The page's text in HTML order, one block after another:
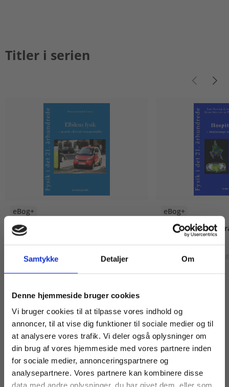
Samtykke Detaljer Om
Denne hjemmeside bruger cookies
Vi bruger cookies til at tilpasse vores indhold og
annoncer, til at vise dig funktioner til sociale medier og til
at analysere vores trafik. Vi deler også oplysninger om
din brug af vores hjemmeside med vores partnere inden
for sociale medier, annonceringspartnere og
analysepartnere. Vores partnere kan kombinere disse
data med andre oplysninger, du har givet dem, eller som
Titler i serien
eBog+
Elbilens fysik
Morten Stoklund Larsen
60,00 KR.
eBog+
Hospitalsfysik -
nuklearmedicin
Lars Nyvang Lennart
Køb læremidler og find masterclasses mm.
Fortsæt som:
For privatkunder og
studerende. Du får
For institutioner og
virksomheder. Du